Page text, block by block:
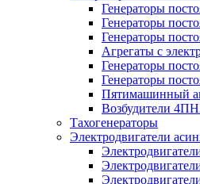
Генераторы
Генераторы
Генераторы
Агрегаты с
Генераторы
Генераторы
Пятимашинный
Возбудители
Тахогенераторы
Электродвигатели